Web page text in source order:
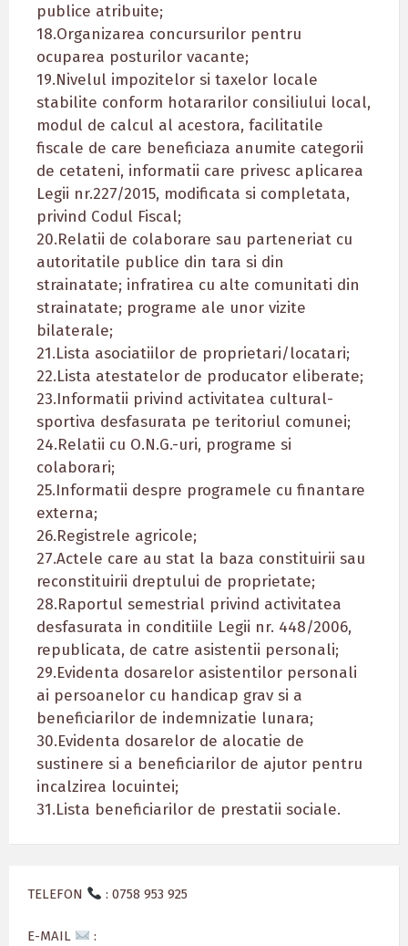
publice atribuite;
18.Organizarea concursurilor pentru
ocuparea posturilor vacante;
19.Nivelul impozitelor si taxelor locale
stabilite conform hotararilor consiliului local,
modul de calcul al acestora, facilitatile
fiscale de care beneficiaza anumite categorii
de cetateni, informatii care privesc aplicarea
Legii nr.227/2015, modificata si completata,
privind Codul Fiscal;
20.Relatii de colaborare sau parteneriat cu
autoritatile publice din tara si din
strainatate; infratirea cu alte comunitati din
strainatate; programe ale unor vizite
bilaterale;
21.Lista asociatiilor de proprietari/locatari;
22.Lista atestatelor de producator eliberate;
23.Informatii privind activitatea cultural-
sportiva desfasurata pe teritoriul comunei;
24.Relatii cu O.N.G.-uri, programe si
colaborari;
25.Informatii despre programele cu finantare
externa;
26.Registrele agricole;
27.Actele care au stat la baza constituirii sau
reconstituirii dreptului de proprietate;
28.Raportul semestrial privind activitatea
desfasurata in conditiile Legii nr. 448/2006,
republicata, de catre asistentii personali;
29.Evidenta dosarelor asistentilor personali
ai persoanelor cu handicap grav si a
beneficiarilor de indemnizatie lunara;
30.Evidenta dosarelor de alocatie de
sustinere si a beneficiarilor de ajutor pentru
incalzirea locuintei;
31.Lista beneficiarilor de prestatii sociale.
TELEFON : 0758 953 925
E-MAIL :